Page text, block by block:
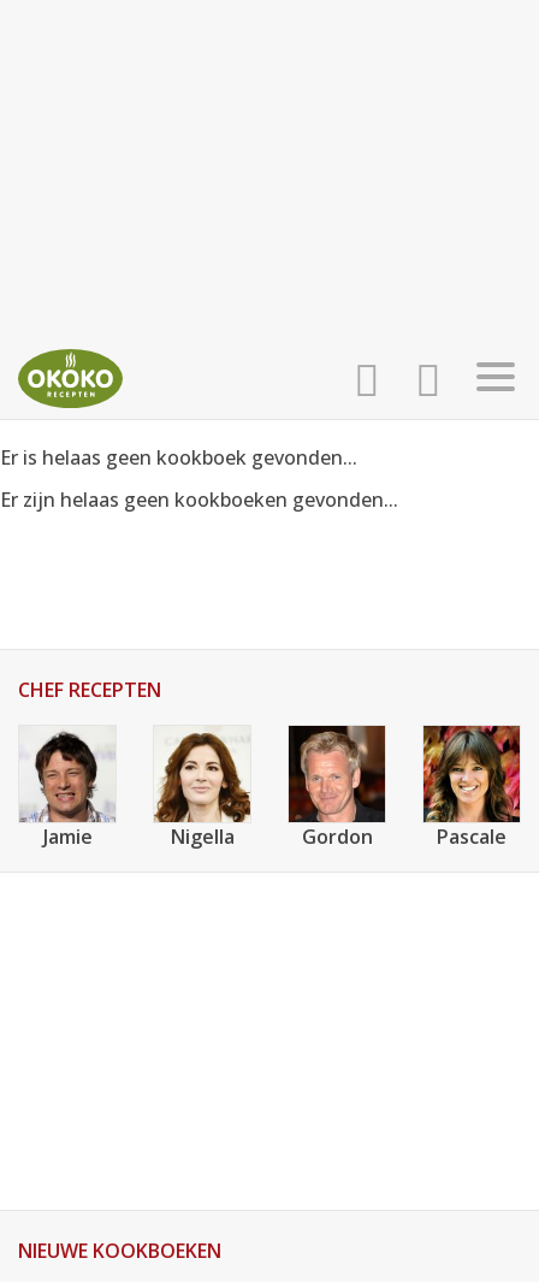
INLOGGEN
HOME
WEEKMENU'S
KOOKBOEKEN
Er is helaas geen kookboek gevonden...
Er zijn helaas geen kookboeken gevonden...
CHEF RECEPTEN
Jamie Nigella Gordon Pascale
NIEUWE KOOKBOEKEN